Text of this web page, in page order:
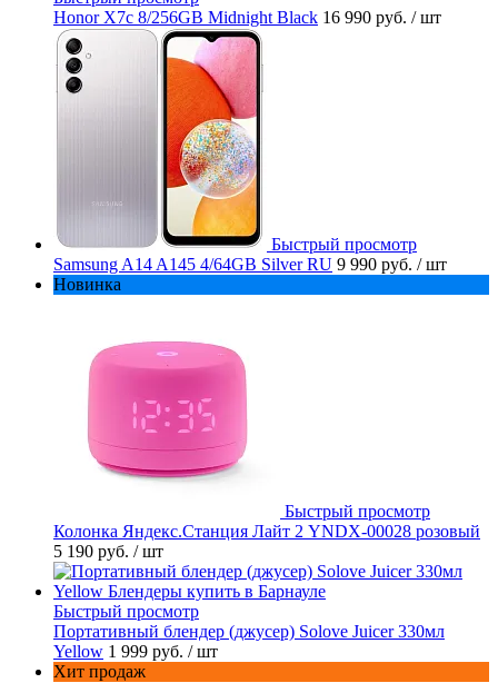
Honor X7c 8/256GB Midnight Black 16 990 руб. / шт
Быстрый просмотр
Samsung A14 A145 4/64GB Silver RU 9 990 руб. / шт
Новинка
Быстрый просмотр
Колонка Яндекс.Станция Лайт 2 YNDX-00028 розовый
5 190 руб. / шт
Быстрый просмотр
Портативный блендер (джусер) Solove Juicer 330мл
Yellow 1 999 руб. / шт
Хит продаж